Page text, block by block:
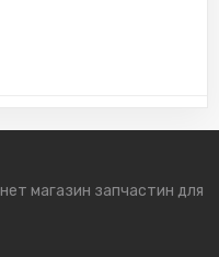
магазин запчастин для